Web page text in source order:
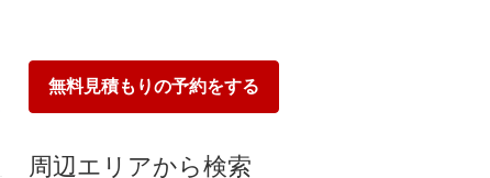
無料見積もりの予約をする
周辺エリアから検索